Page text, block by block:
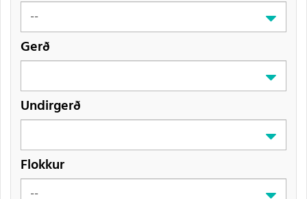
Gerð
Undirgerð
Flokkur